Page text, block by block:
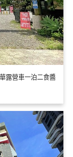
露營車一泊二食醬